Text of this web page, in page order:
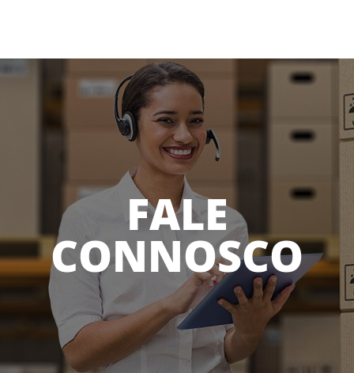
FALE
CONNOSCO